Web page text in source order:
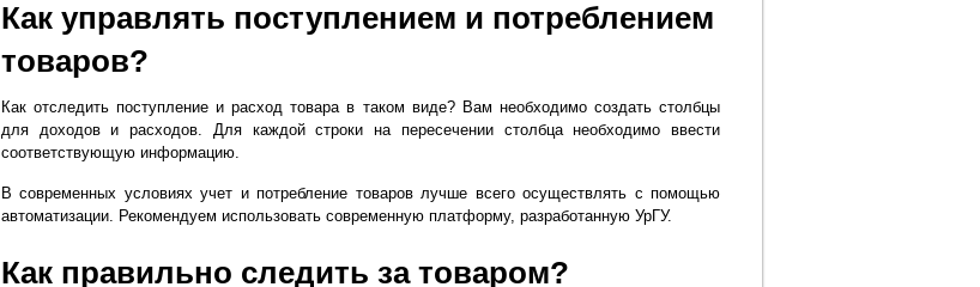
Как управлять поступлением и потреблением
товаров?
Как отследить поступление и расход товара в таком виде? Вам необходимо создать столбцы
для доходов и расходов. Для каждой строки на пересечении столбца необходимо ввести
соответствующую информацию.
В современных условиях учет и потребление товаров лучше всего осуществлять с помощью
автоматизации. Рекомендуем использовать современную платформу, разработанную УрГУ.
Как правильно следить за товаром?